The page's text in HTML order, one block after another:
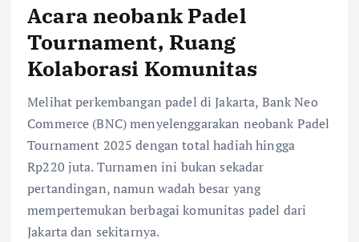
Acara neobank Padel
Tournament, Ruang
Kolaborasi Komunitas
Melihat perkembangan padel di Jakarta, Bank Neo
Commerce (BNC) menyelenggarakan neobank Padel
Tournament 2025 dengan total hadiah hingga
Rp220 juta. Turnamen ini bukan sekadar
pertandingan, namun wadah besar yang
mempertemukan berbagai komunitas padel dari
Jakarta dan sekitarnya.